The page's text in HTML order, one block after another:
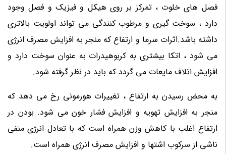
فصل های خلوت ، تمرکز بر روی هیکل و فیزیک و فصل وجود
دارد ، سوخت گیری و مرطوب کنندگی می تواند اولویت بالاتری
داشته باشد.اثرات سرما و ارتفاع که منجر به افزایش مصرف انرژی
می شود ، اتکا بیشتری به کربوهیدرات به عنوان سوخت دارد و
افزایش اتلاف مایعات می گردد که باید در نظر گرفته شود.
به محض رسیدن به ارتفاع ، تغییرات هورمونی رخ می دهد که
منجر به افزایش تهویه و افزایش فشار خون می شود. بودن در
ارتفاع اغلب با کاهش وزن همراه است که با تعادل انرژی منفی
ناشی از سرکوب اشتها و افزایش مصرف انرژی همراه است.